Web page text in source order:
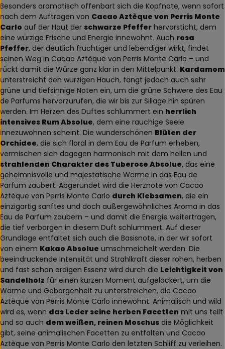
Besonders aromatisch offenbart sich die Kopfnote, wenn sofort
nach dem Auftragen von Cacao Aztèque von Perris Monte
Carlo auf der Haut der schwarze Pfeffer hervorsticht, dem
eine würzige Frische und Energie innewohnt. Auch rosa
Pfeffer, der deutlich fruchtiger und lebendiger wirkt, findet
seinen Weg in Cacao Aztèque von Perris Monte Carlo – und
rückt damit die Würze ganz klar in den Mittelpunkt. Kardamom
unterstreicht den würzigen Hauch, fängt jedoch auch sehr
grüne und tiefsinnige Noten ein, um die grüne Schwere des Eau
de Parfums hervorzurufen, die wir bis zur Sillage hin spüren
werden. Im Herzen des Duftes schlummert ein herrlich
intensives Rum Absolue, dem eine rauchige Seele
innezuwohnen scheint. Die wunderschönen Blüten der
Orchidee, die sich floral in dem Eau de Parfum erheben,
vermischen sich dagegen harmonisch mit dem hellen und
strahlenden Charakter des Tuberose Absolue, das eine
geheimnisvolle und majestätische Wärme in das Eau de
Parfum zaubert. Abgerundet wird die Herznote von Cacao
Aztèque von Perris Monte Carlo durch Klebsamen, die ein
einzigartig sanftes und doch außergewöhnliches Aroma in das
Eau de Parfum zaubern – und damit die Energie weitertragen,
die tief verborgen in diesem Duft schlummert. Auf dieser
Grundlage entfaltet sich auch die Basisnote, in der wir sofort
von einem Kakao Absolue umschmeichelt werden. Die
beeindruckende Intensität und Strahlkraft dieser rohen, herben
und fast schon erdigen Essenz wird durch die Leichtigkeit von
Sandelholz für einen kurzen Moment aufgelockert, um die
Wärme und Geborgenheit zu unterstreichen, die Cacao
Aztèque von Perris Monte Carlo innewohnt. Animalisch und wild
wird es, wenn das Leder seine herben Facetten mit uns teilt
und so auch dem weißen, reinen Moschus die Möglichkeit
gibt, seine animalischen Facetten zu entfalten und Cacao
Aztèque von Perris Monte Carlo den letzten Schliff zu verleihen.